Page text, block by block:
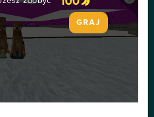
GRAJ